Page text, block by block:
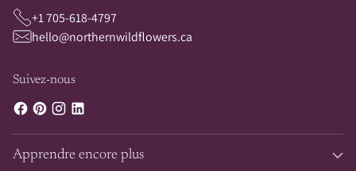
+1 705-618-4797
hello@northernwildflowers.ca
Suivez-nous
Apprendre encore plus